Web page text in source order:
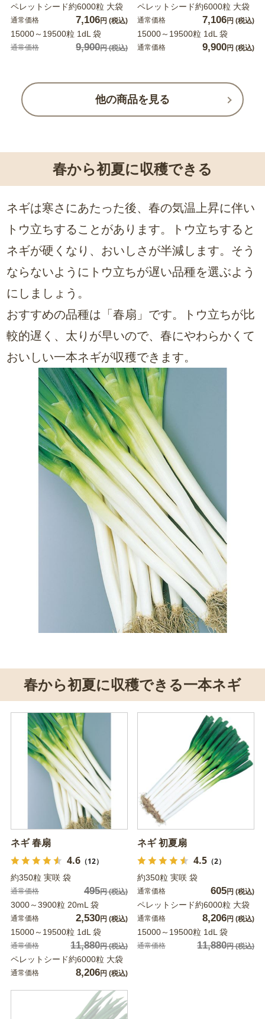
ペレットシード約6000粒 大袋
通常価格 7,106円 (税込)
15000～19500粒 1dL 袋
通常価格 9,900円(税込)
ペレットシード約6000粒 大袋
通常価格 7,106円 (税込)
15000～19500粒 1dL 袋
通常価格 9,900円 (税込)
他の商品を見る
春から初夏に収穫できる
ネギは寒さにあたった後、春の気温上昇に伴い
トウ立ちすることがあります。トウ立ちすると
ネギが硬くなり、おいしさが半減します。そう
ならないようにトウ立ちが遅い品種を選ぶよう
にしましょう。
おすすめの品種は「春扇」です。トウ立ちが比
較的遅く、太りが早いので、春にやわらかくて
おいしい一本ネギが収穫できます。
春から初夏に収穫できる一本ネギ
ネギ 春扇
4.6（12）
約350粒 実咲 袋
通常価格 495円(税込)
3000～3900粒 20mL 袋
通常価格 2,530円 (税込)
15000～19500粒 1dL 袋
通常価格 11,880円(税込)
ペレットシード約6000粒 大袋
通常価格 8,206円 (税込)
ネギ 初夏扇
4.5（2）
約350粒 実咲 袋
通常価格 605円 (税込)
ペレットシード約6000粒 大袋
通常価格 8,206円 (税込)
15000～19500粒 1dL 袋
通常価格 11,880円(税込)